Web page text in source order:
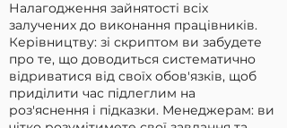
Налагодження зайнятості всіх
залучених до виконання працівників.
Керівництву: зі скриптом ви забудете
про те, що доводиться систематично
відриватися від своїх обов'язків, щоб
приділити час підлеглим на
роз'яснення і підказки. Менеджерам: ви